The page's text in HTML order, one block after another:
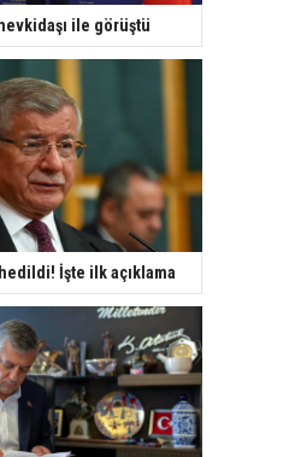
ile görüştü
İşte ilk açıklama